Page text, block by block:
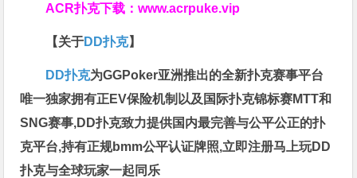
ACR扑克下载：www.acrpuke.vip
【关于DD扑克】
DD扑克为GGPoker亚洲推出的全新扑克赛事平台
唯一独家拥有正EV保险机制以及国际扑克锦标赛MTT和
SNG赛事,DD扑克致力提供国内最完善与公平公正的扑
克平台,持有正规bmm公平认证牌照,立即注册马上玩DD
扑克与全球玩家一起同乐